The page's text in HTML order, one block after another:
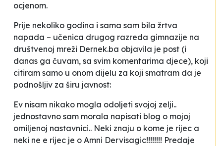
ocjenom.
Prije nekoliko godina i sama sam bila žrtva
napada – učenica drugog razreda gimnazije na
društvenoj mreži Dernek.ba objavila je post (i
danas ga čuvam, sa svim komentarima djece), koji
citiram samo u onom dijelu za koji smatram da je
podnošljiv za širu javnost:
Ev nisam nikako mogla odoljeti svojoj zelji..
jednostavno sam morala napisati blog o mojoj
omiljenoj nastavnici.. Neki znaju o kome je rijec a
neki ne e rijec je o Amni Dervisagic!!!!!!!! Predaje